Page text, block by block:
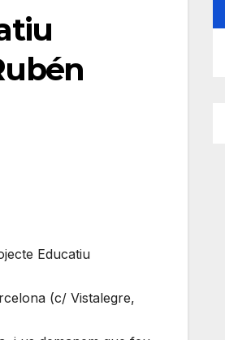
Educatiu
(c/ Vistalegre,